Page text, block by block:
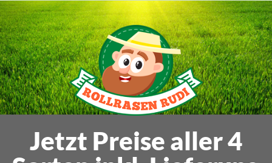
Jetzt Preise aller 4